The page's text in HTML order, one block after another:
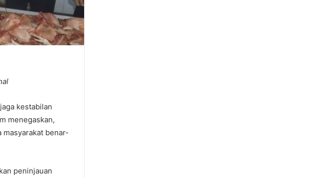
kestabilan
menegaskan,
benar-
peninjauan